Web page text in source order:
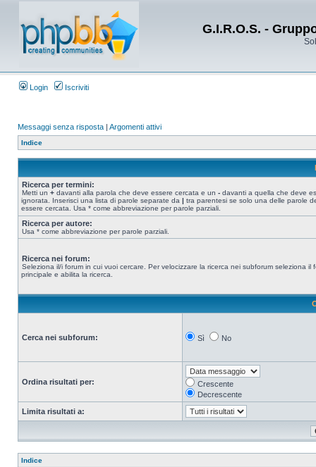
G.I.R.O.S. -
Login Iscriviti
Messaggi senza risposta | Argomenti attivi
Indice
Ricerca per termini:
Metti un + davanti alla parola che deve essere cercata e un - davanti a quella che deve
ignorata. Inserisci una lista di parole separate da | tra parentesi se solo una delle parole
essere cercata. Usa * come abbreviazione per parole parziali.
Ricerca per autore:
Usa * come abbreviazione per parole parziali.
Ricerca nei forum:
Seleziona il/i forum in cui vuoi cercare. Per velocizzare la ricerca nei subforum seleziona il
principale e abilita la ricerca.
Cerca nei subforum: Sì No
Ordina risultati per:
Crescente
Decrescente
Limita risultati a:
Indice